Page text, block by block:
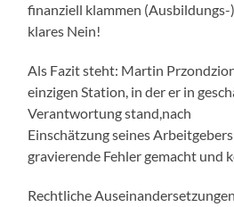
finanziell klammen (Ausbildungs-
klares Nein!
Als Fazit steht: Martin
einzigen Station, in der er in
Verantwortung stand,nach
Einschätzung seines
gravierende Fehler gemacht und
Rechtliche